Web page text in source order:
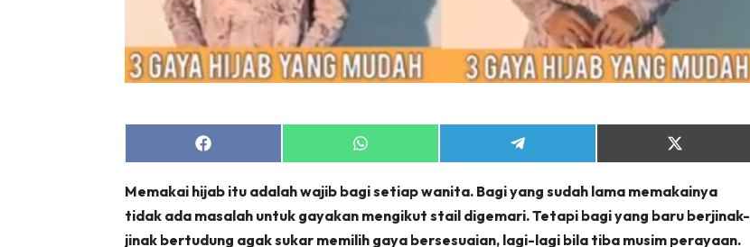
Share
on
Share
on
Share
on
Share
on
(Twitter)
Memakai hijab itu adalah wajib bagi setiap wanita. Bagi yang sudah lama memakainya
tidak ada masalah untuk gayakan mengikut stail digemari. Tetapi bagi yang baru berjinak-
jinak bertudung agak sukar memilih gaya bersesuaian, lagi-lagi bila tiba musim perayaan.